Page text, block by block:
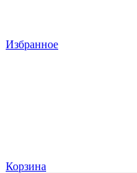
Избранное
Корзина